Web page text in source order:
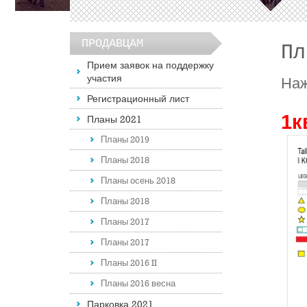
ПРОДАВЦАМ
Прием заявок на поддержку
участия
Регистрационный лист
Планы 2021
Планы 2019
Планы 2018
Планы осень 2018
Планы 2018
Планы 2017
Планы 2017
Планы 2016 II
Планы 2016 весна
Парковка 2021